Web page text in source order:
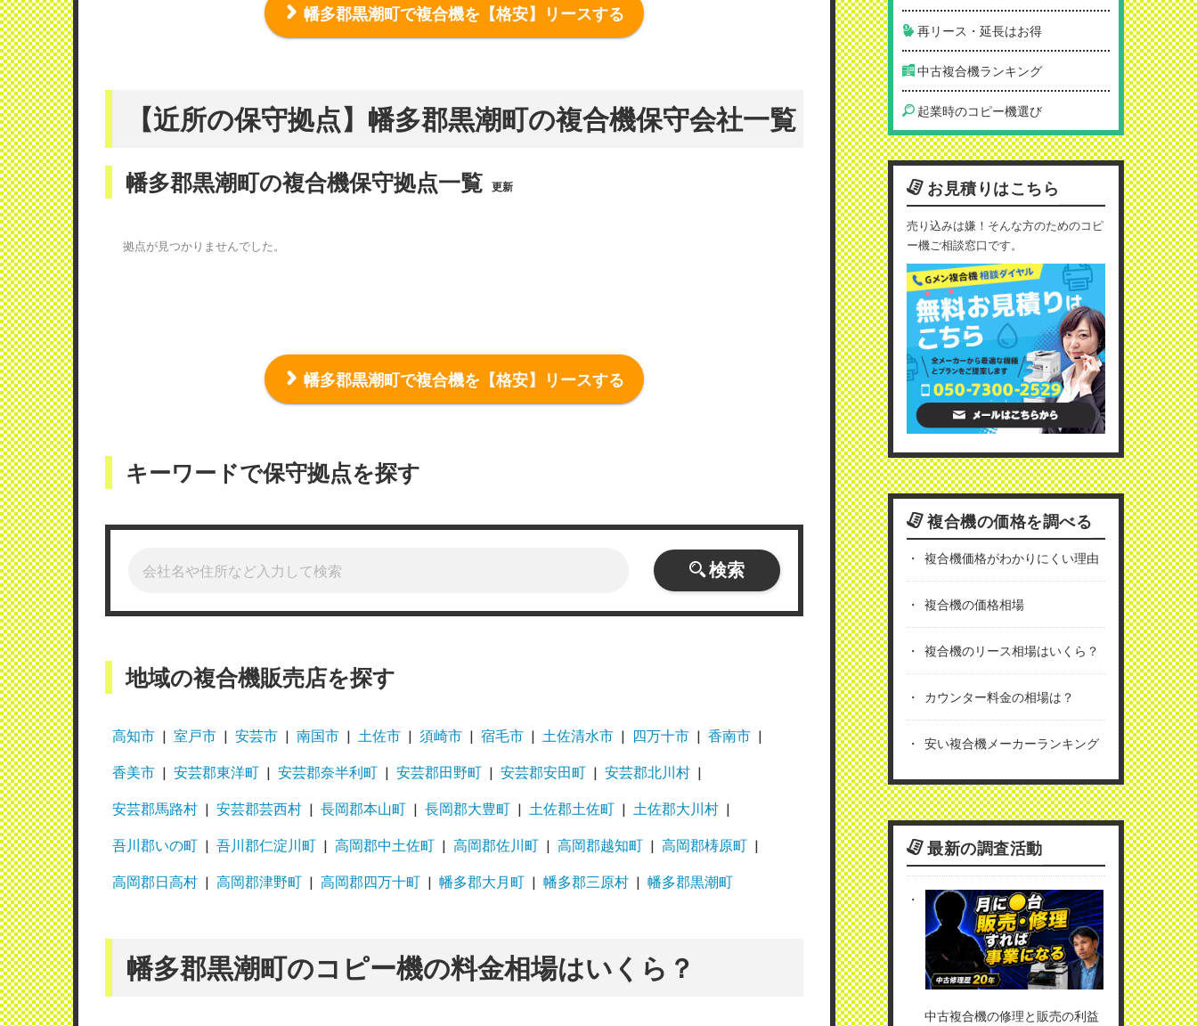
幡多郡黒潮町で複合機を【格安】リースする
【近所の保守拠点】幡多郡黒潮町の複合機保守会社一覧
幡多郡黒潮町の複合機保守拠点一覧 更新
拠点が見つかりませんでした。
幡多郡黒潮町で複合機を【格安】リースする
キーワードで保守拠点を探す
検索
地域の複合機販売店を探す
高知市 室戸市 安芸市 南国市 土佐市 須崎市 宿毛市 土佐清水市 四万十市 香南市
香美市 安芸郡東洋町 安芸郡奈半利町 安芸郡田野町 安芸郡安田町 安芸郡北川村
安芸郡馬路村 安芸郡芸西村 長岡郡本山町 長岡郡大豊町 土佐郡土佐町 土佐郡大川村
吾川郡いの町 吾川郡仁淀川町 高岡郡中土佐町 高岡郡佐川町 高岡郡越知町 高岡郡梼原町
高岡郡日高村 高岡郡津野町 高岡郡四万十町 幡多郡大月町 幡多郡三原村 幡多郡黒潮町
幡多郡黒潮町のコピー機の料金相場はいくら？
再リース・延長はお得
中古複合機ランキング
起業時のコピー機選び
お見積りはこちら
売り込みは嫌！そんな方のためのコピ
ー機ご相談窓口です。
複合機の価格を調べる
複合機価格がわかりにくい理由
複合機の価格相場
複合機のリース相場はいくら？
カウンター料金の相場は？
安い複合機メーカーランキング
最新の調査活動
中古複合機の修理と販売の利益